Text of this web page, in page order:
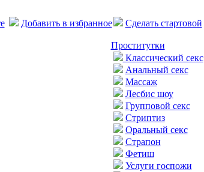
Добавить в избранное Сделать стартовой
Проститутки
Классический секс
Анальный секс
Массаж
Лесбис шоу
Групповой секс
Стриптиз
Оральный секс
Страпон
Фетиш
Услуги госпожи